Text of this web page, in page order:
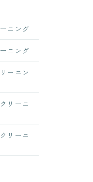
ニング
ニング
ーニン
リーニ
リーニ